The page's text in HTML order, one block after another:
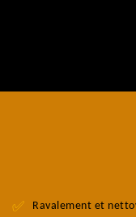
Ravalement et